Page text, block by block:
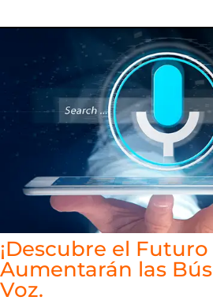
¡Descubre el Futuro
Aumentarán las
Voz.